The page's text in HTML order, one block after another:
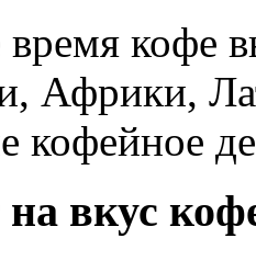
время кофе
Африки,
кофейное
вкус